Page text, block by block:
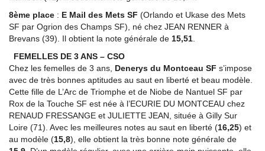
8ème place : E Mail des Mets SF (Orlando et Ukase des Mets
SF par Ogrion des Champs SF), né chez JEAN RENNER à
Brevans (39). Il obtient la note générale de 15,51
FEMELLES DE 3 ANS – CSO
Chez les femelles de 3 ans, Denerys du Montceau SF s’impose
avec de très bonnes aptitudes au saut en liberté et beau modèle.
Cette fille de L’Arc de Triomphe et de Niobe de Nantuel SF par
Rox de la Touche SF est née à l’ECURIE DU MONTCEAU chez
RENAUD FRESSANGE et JULIETTE JEAN, située à Gilly Sur
Loire (71). Avec les meilleures notes au saut en liberté (16,25) et
au modèle (15,8), elle obtient la très bonne note générale de